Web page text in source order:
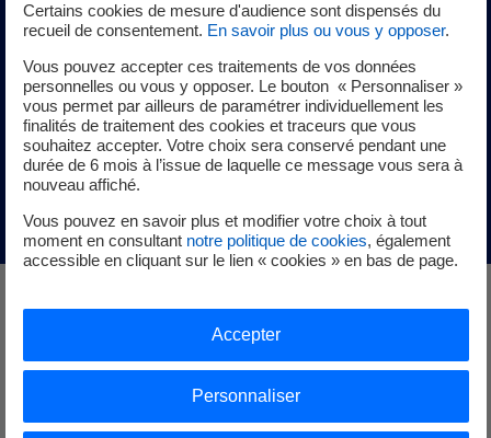
Certains cookies de mesure d'audience sont dispensés du
recueil de consentement. En savoir plus ou vous y opposer.
Vous pouvez accepter ces traitements de vos données
personnelles ou vous y opposer. Le bouton « Personnaliser »
vous permet par ailleurs de paramétrer individuellement les
finalités de traitement des cookies et traceurs que vous
souhaitez accepter. Votre choix sera conservé pendant une
durée de 6 mois à l’issue de laquelle ce message vous sera à
nouveau affiché.
Vous pouvez en savoir plus et modifier votre choix à tout
moment en consultant notre politique de cookies, également
accessible en cliquant sur le lien « cookies » en bas de page.
Personnaliser
Accepter